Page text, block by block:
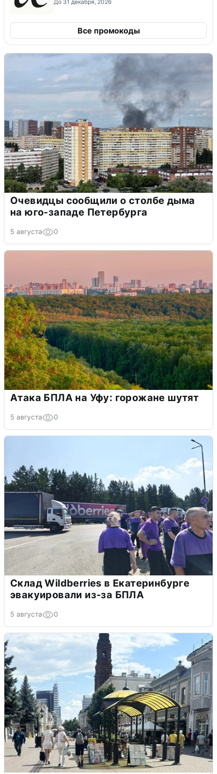
До 31 декабря, 2026
Все промокоды
Очевидцы сообщили о столбе дыма
на юго-западе Петербурга
5 августа 0
Атака БПЛА на Уфу: горожане шутят
5 августа 0
Склад Wildberries в Екатеринбурге
эвакуировали из-за БПЛА
5 августа 0